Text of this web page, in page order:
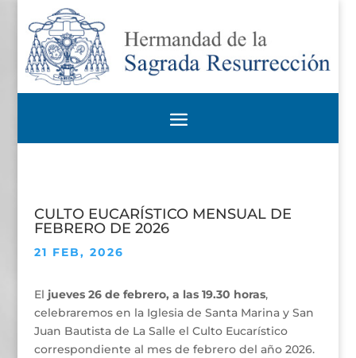
CULTO EUCARÍSTICO MENSUAL DE
FEBRERO DE 2026
21 FEB, 2026
El jueves 26 de febrero, a las 19.30 horas,
celebraremos en la Iglesia de Santa Marina y San
Juan Bautista de La Salle el Culto Eucarístico
correspondiente al mes de febrero del año 2026.